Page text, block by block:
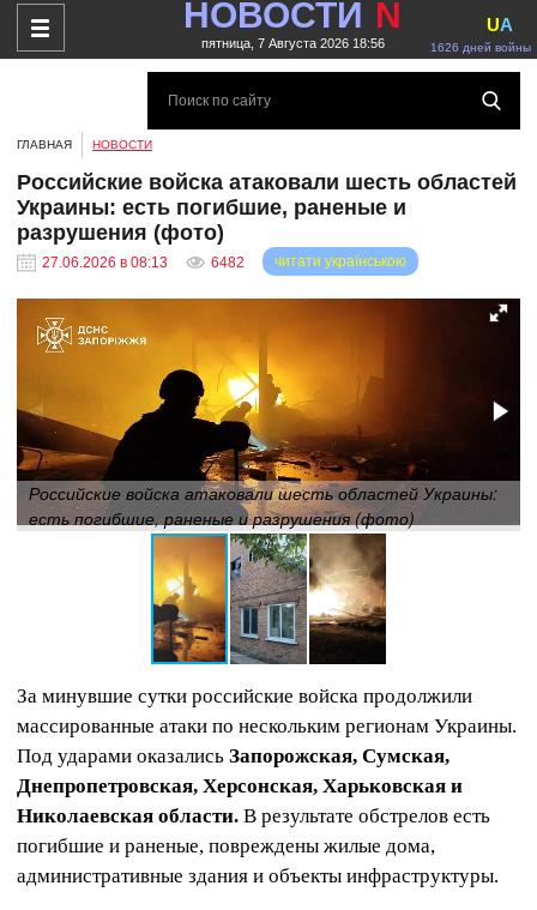
НОВОСТИ N
пятница, 7 Августа 2026 18:56 1626 дней войны
UA
ГЛАВНАЯ НОВОСТИ
Российские войска атаковали шесть областей
Украины: есть погибшие, раненые и
разрушения (фото)
27.06.2026 в 08:13 6482 читати українською
Российские войска атаковали шесть областей Украины:
есть погибшие, раненые и разрушения (фото)
За минувшие сутки российские войска продолжили
массированные атаки по нескольким регионам Украины.
Под ударами оказались Запорожская, Сумская,
Днепропетровская, Херсонская, Харьковская и
Николаевская области. В результате обстрелов есть
погибшие и раненые, повреждены жилые дома,
административные здания и объекты инфраструктуры.